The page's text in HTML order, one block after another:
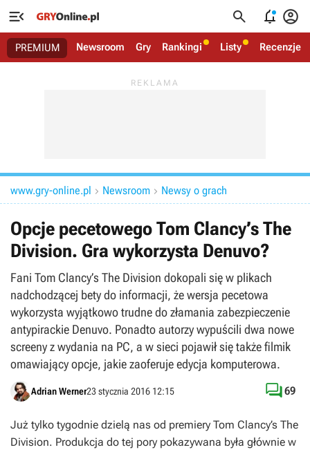
   
PREMIUM Newsroom Gry Rankingi Listy Recenzje
www.gry-online.pl  Newsroom  Newsy o grach
Opcje pecetowego Tom Clancy’s The
Division. Gra wykorzysta Denuvo?
Fani Tom Clancy’s The Division dokopali się w plikach
nadchodzącej bety do informacji, że wersja pecetowa
wykorzysta wyjątkowo trudne do złamania zabezpieczenie
antypirackie Denuvo. Ponadto autorzy wypuścili dwa nowe
screeny z wydania na PC, a w sieci pojawił się także filmik
omawiający opcje, jakie zaoferuje edycja komputerowa.
Adrian Werner23 stycznia 2016 12:15 69
Już tylko tygodnie dzielą nas od premiery Tom Clancy’s The
Division. Produkcja do tej pory pokazywana była głównie w